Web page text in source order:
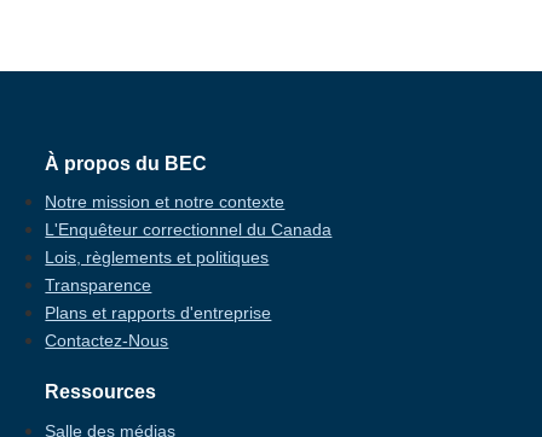
home_footer
À propos du BEC
Notre mission et notre contexte
L'Enquêteur correctionnel du Canada
Lois, règlements et politiques
Transparence
Plans et rapports d'entreprise
Contactez-Nous
Ressources
Salle des médias